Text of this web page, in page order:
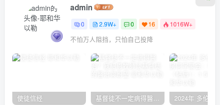
admin
0 2.9W+ 0 16 1016W+
不怕万人阻挡，只怕自己投降
使徒信经 基督徒不一定病得醫治？寇紹恩牧師談基督徒的醫治與盼望